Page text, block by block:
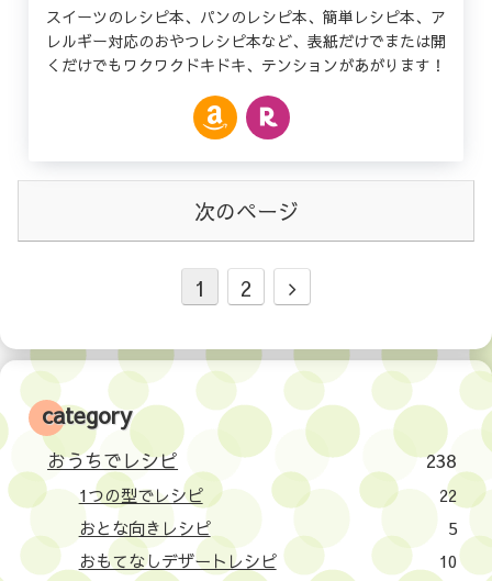
スイーツのレシピ本、パンのレシピ本、簡単レシピ本、ア
レルギー対応のおやつレシピ本など、表紙だけでまたは開
くだけでもワクワクドキドキ、テンションがあがります！
次のページ
1 2
category
おうちでレシピ 238
1つの型でレシピ
22
おとな向きレシピ
5
おもてなしデザートレシピ
10